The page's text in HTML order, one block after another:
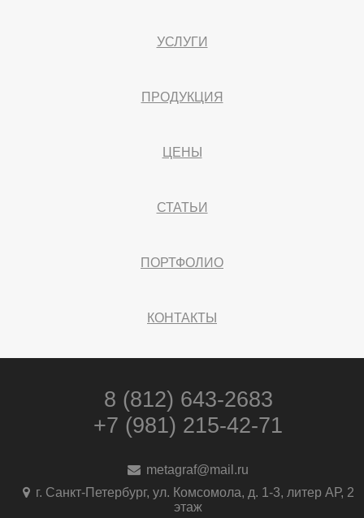
УСЛУГИ
ПРОДУКЦИЯ
ЦЕНЫ
СТАТЬИ
ПОРТФОЛИО
КОНТАКТЫ
8 (812) 643-2683
+7 (981) 215-42-71
metagraf@mail.ru
г. Санкт-Петербург, ул. Комсомола, д. 1-3, литер АР, 2
этаж